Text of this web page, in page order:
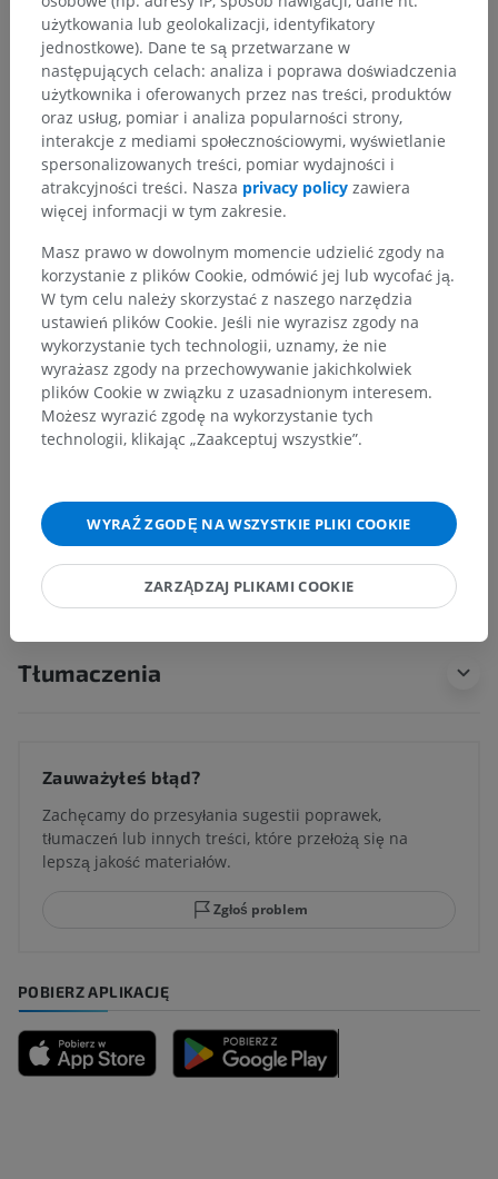
Hierarchia anatomiczna
Anatomia człowieka 2
Ciało ludzkie> Układy integrujące
Opony (mózgu)> Opona miękko-pajęcza>
Opona miękka>
Opona miękka mózgowial opona miękka czaszkowa
>
Tkanka naczyniówkowa
Powiązane struktury:Nie istnieją struktury powiązane
z tą częścią ciała
Anatomia człowieka 1
Neuroanatomia człowieka
Tłumaczenia
Zauważyłeś błąd?
Zachęcamy do przesyłania sugestii poprawek,
tłumaczeń lub innych treści, które przełożą się na
lepszą jakość materiałów.
Zgłoś problem
POBIERZ APLIKACJĘ
użytkowania lub geolokalizacji, identyfikatory
jednostkowe). Dane te są przetwarzane w
następujących celach: analiza i poprawa doświadczenia
użytkownika i oferowanych przez nas treści, produktów
oraz usług, pomiar i analiza popularności strony,
interakcje z mediami społecznościowymi, wyświetlanie
spersonalizowanych treści, pomiar wydajności i
atrakcyjności treści. Nasza privacy policy zawiera
więcej informacji w tym zakresie.
Masz prawo w dowolnym momencie udzielić zgody na
korzystanie z plików Cookie, odmówić jej lub wycofać ją.
W tym celu należy skorzystać z naszego narzędzia
ustawień plików Cookie. Jeśli nie wyrazisz zgody na
wykorzystanie tych technologii, uznamy, że nie
wyrażasz zgody na przechowywanie jakichkolwiek
plików Cookie w związku z uzasadnionym interesem.
Możesz wyrazić zgodę na wykorzystanie tych
technologii, klikając „Zaakceptuj wszystkie”.
WYRAŹ ZGODĘ NA WSZYSTKIE PLIKI COOKIE
ZARZĄDZAJ PLIKAMI COOKIE